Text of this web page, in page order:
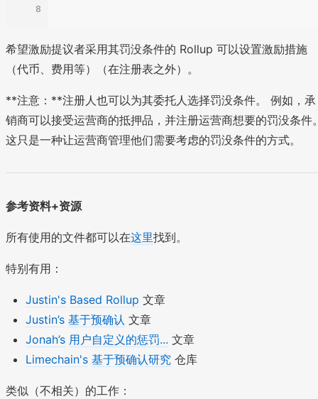
8
希望激励提议者采用其罚没条件的 Rollup 可以设置激励措施
（代币、费用等）（在注册表之外）。
**注意：**注册人也可以为其委托人选择罚没条件。 例如，承
销商可以接受运营商的抵押品，并注册运营商想要的罚没条件
这只是一种让运营商管理他们需要考虑的罚没条件的方式。
参考资料+资源
所有使用的文件都可以在这里找到。
特别有用：
Justin's Based Rollup 文章
Justin’s 基于预确认 文章
Jonah’s 用户自定义的惩罚... 文章
Limechain's 基于预确认研究 仓库
类似（不相关）的工作：